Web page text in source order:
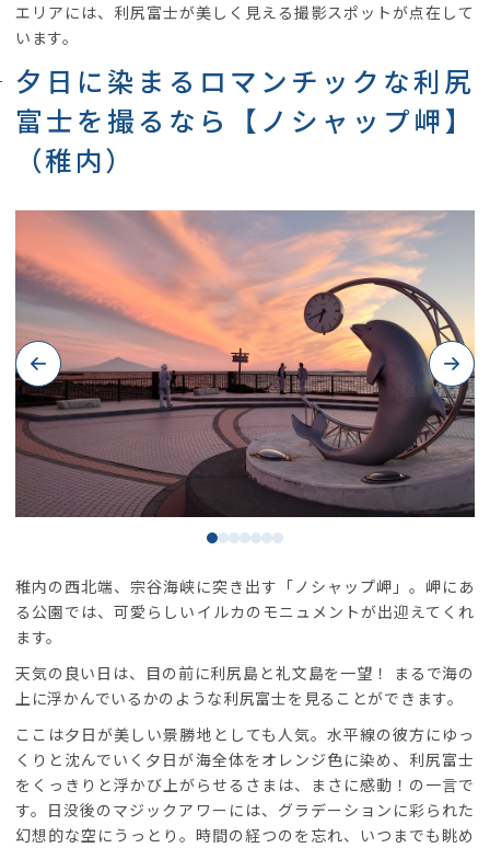
エリアには、利尻富士が美しく見える撮影スポットが点在して
います。
夕日に染まるロマンチックな利尻
富士を撮るなら【ノシャップ岬】
（稚内）
Previous Next
稚内の西北端、宗谷海峡に突き出す「ノシャップ岬」。岬にあ
る公園では、可愛らしいイルカのモニュメントが出迎えてくれ
ます。
天気の良い日は、目の前に利尻島と礼文島を一望！ まるで海の
上に浮かんでいるかのような利尻富士を見ることができます。
ここは夕日が美しい景勝地としても人気。水平線の彼方にゆっ
くりと沈んでいく夕日が海全体をオレンジ色に染め、利尻富士
をくっきりと浮かび上がらせるさまは、まさに感動！の一言で
す。日没後のマジックアワーには、グラデーションに彩られた
幻想的な空にうっとり。時間の経つのを忘れ、いつまでも眺め